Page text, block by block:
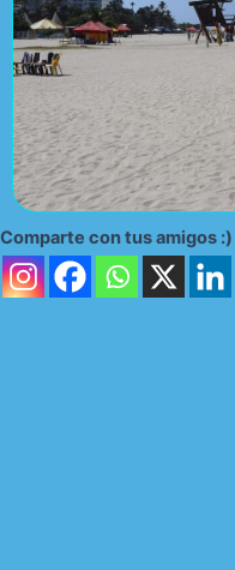
Comparte con tus amigos :)